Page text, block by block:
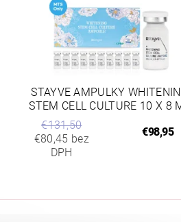
STAYVE AMPULKY
STEM CELL CULTURE 10 X 8
€131,50
€80,45 bez
DPH
€98,95